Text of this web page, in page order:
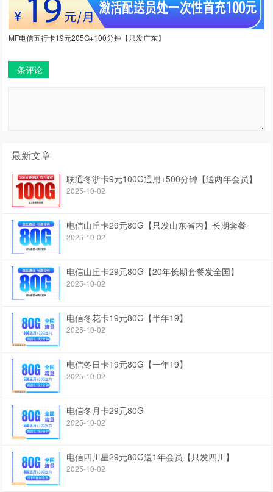
MF电信五行卡19元205G+100分钟【只发广东】
条评论
最新文章
联通冬浙卡9元100G通用+500分钟【送两年会员】
2025-10-02
电信山丘卡29元80G【只发山东省内】长期套餐
2025-10-02
电信山丘卡29元80G【20年长期套餐发全国】
2025-10-02
电信冬花卡19元80G【半年19】
2025-10-02
电信冬日卡19元80G【一年19】
2025-10-02
电信冬月卡29元80G
2025-10-02
电信四川星29元80G送1年会员【只发四川】
2025-10-02